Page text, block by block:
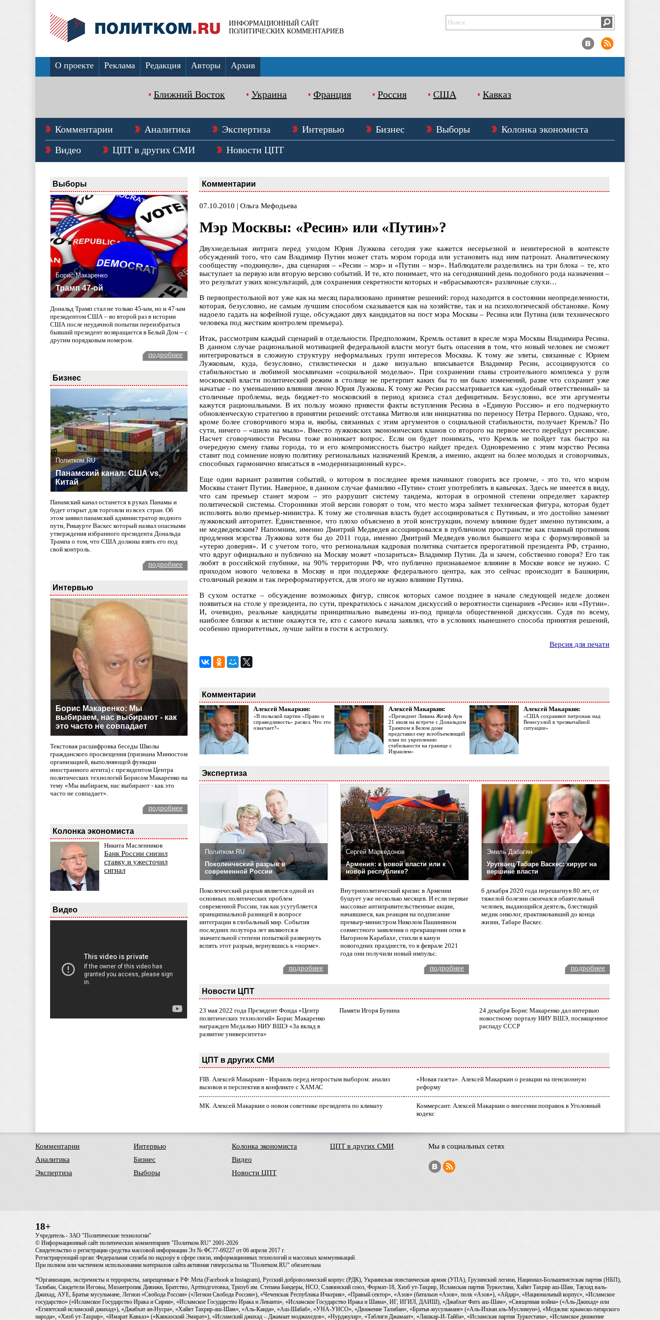
ИНФОРМАЦИОННЫЙ САЙТ
ПОЛИТИЧЕСКИХ КОММЕНТАРИЕВ
О проекте Реклама Редакция Авторы Архив
Ближний Восток Украина Франция Россия США Кавказ
Комментарии Аналитика Экспертиза Интервью Бизнес Выборы
Колонка экономиста
Видео
ЦПТ в других СМИ Новости ЦПТ
Выборы
Борис Макаренко
Трамп 47-ой
Дональд Трамп стал не только 45-ым, но и 47-ым
президентом США – во второй раз в истории
США после неудачной попытки переизбраться
бывший президент возвращается в Белый Дом – с
другим порядковым номером.
подробнее
Бизнес
Политком.RU
Панамский канал: США vs.
Китай
Панамский канал останется в руках Панамы и
будет открыт для торговли из всех стран. Об
этом заявил панамский администратор водного
пути, Рикаурте Васкес который назвал опасными
утверждения избранного президента Дональда
Трампа о том, что США должны взять его под
свой контроль.
подробнее
Интервью
Борис Макаренко: Мы
выбираем, нас выбирают - как
это часто не совпадает
Текстовая расшифровка беседы Школы
гражданского просвещения (признана Минюстом
организацией, выполняющей функции
иностранного агента) с президентом Центра
политических технологий Борисом Макаренко на
тему «Мы выбираем, нас выбирают - как это
часто не совпадает».
подробнее
Колонка экономиста
Никита Масленников
Банк России снизил
ставку и ужесточил
сигнал
Видео
Комментарии
07.10.2010 | Ольга Мефодьева
Мэр Москвы: «Ресин» или «Путин»?
Двухнедельная интрига перед уходом Юрия Лужкова сегодня уже кажется несерьезной и неинтересной в контексте
обсуждений того, что сам Владимир Путин может стать мэром города или установить над ним патронат. Аналитическому
сообществу «подкинули», два сценария – «Ресин – мэр» и «Путин – мэр». Наблюдатели разделились на три блока – те, кто
выступает за первую или вторую версию событий. И те, кто понимает, что на сегодняшний день подобного рода назначения –
это результат узких консультаций, для сохранения секретности которых и «вбрасываются» различные слухи…
В первопрестольной вот уже как на месяц парализовано принятие решений: город находится в состоянии неопределенности,
которая, безусловно, не самым лучшим способом сказывается как на хозяйстве, так и на психологической обстановке. Кому
надоело гадать на кофейной гуще, обсуждают двух кандидатов на пост мэра Москвы – Ресина или Путина (или технического
человека под жестким контролем премьера).
Итак, рассмотрим каждый сценарий в отдельности. Предположим, Кремль оставит в кресле мэра Москвы Владимира Ресина.
В данном случае рациональной мотивацией федеральной власти могут быть опасения в том, что новый человек не сможет
интегрироваться в сложную структуру неформальных групп интересов Москвы. К тому же элиты, связанные с Юрием
Лужковым, куда, безусловно, стилистически и даже визуально вписывается Владимир Ресин, ассоциируются со
стабильностью и любимой москвичами «социальной моделью». При сохранении главы строительного комплекса у руля
московской власти политический режим в столице не претерпит каких бы то ни было изменений, разве что сохранит уже
начатые - по уменьшению влияния лично Юрия Лужкова. К тому же Ресин рассматривается как «удобный ответственный» за
столичные проблемы, ведь бюджет-то московский в период кризиса стал дефицитным. Безусловно, все эти аргументы
кажутся рациональными. В их пользу можно привести факты вступления Ресина в «Единую Россию» и его подчеркнуто
обновленческую стратегию в принятии решений: отставка Митволя или инициатива по переносу Петра Первого. Однако, что,
кроме более сговорчивого мэра и, якобы, связанных с этим аргументов о социальной стабильности, получает Кремль? По
сути, ничего – «шило на мыло». Вместо лужковских экономических кланов со второго на первое место перейдут ресинские.
Насчет сговорчивости Ресина тоже возникает вопрос. Если он будет понимать, что Кремль не пойдет так быстро на
очередную смену главы города, то и его компромиссность быстро найдет предел. Одновременно с этим мэрство Ресина
ставит под сомнение новую политику региональных назначений Кремля, а именно, акцент на более молодых и сговорчивых,
способных гармонично вписаться в «модернизационный курс».
Еще один вариант развития событий, о котором в последнее время начинают говорить все громче, - это то, что мэром
Москвы станет Путин. Наверное, в данном случае фамилию «Путин» стоит употреблять в кавычках. Здесь не имеется в виду,
что сам премьер станет мэром – это разрушит систему тандема, которая в огромной степени определяет характер
политической системы. Сторонники этой версии говорят о том, что место мэра займет техническая фигура, которая будет
исполнять волю премьер-министра. К тому же столичная власть будет ассоциироваться с Путиным, и это достойно заменит
лужковский авторитет. Единственное, что плохо объяснено в этой конструкции, почему влияние будет именно путинским, а
не медведевским? Напомним, именно Дмитрий Медведев ассоциировался в публичном пространстве как главный противник
продления мэрства Лужкова хотя бы до 2011 года, именно Дмитрий Медведев уволил бывшего мэра с формулировкой за
«утерю доверия». И с учетом того, что региональная кадровая политика считается прерогативой президента РФ, странно,
что вдруг официально и публично на Москву может «позариться» Владимир Путин. Да и зачем, собственно говоря? Его так
любят в российской глубинке, на 90% территории РФ, что публично признаваемое влияние в Москве вовсе не нужно. С
приходом нового человека в Москву и при поддержке федерального центра, как это сейчас происходит в Башкирии,
столичный режим и так переформатируется, для этого не нужно влияние Путина.
В сухом остатке – обсуждение возможных фигур, список которых самое позднее в начале следующей неделе должен
появиться на столе у президента, по сути, прекратилось с началом дискуссий о вероятности сценариев «Ресин» или «Путин».
И, очевидно, реальные кандидаты принципиально выведены из-под прицела общественной дискуссии. Судя по всему,
наиболее близки к истине окажутся те, кто с самого начала заявлял, что в условиях нынешнего способа принятия решений,
особенно приоритетных, лучше зайти в гости к астрологу.
Версия для печати
Комментарии
Алексей Макаркин:
«В польской партии «Право и
справедливость» раскол. Что это
означает?»
Алексей Макаркин:
«Президент Ливана Жозеф Аун
21 июля на встрече с Дональдом
Трампом в Белом доме
представил ему всеобъемлющий
план по укреплению
стабильности на границе с
Израилем»
Алексей Макаркин:
«США сохраняют патронаж над
Венесуэлой в чрезвычайной
ситуации»
Экспертиза
Политком.RU
Поколенческий разрыв в
современной России
Поколенческий разрыв является одной из
основных политических проблем
современной России, так как усугубляется
принципиальной разницей в вопросе
интеграции в глобальный мир. События
последних полутора лет являются в
значительной степени попыткой развернуть
вспять этот разрыв, вернувшись к «норме».
Сергей Маркедонов
Армения: к новой власти или к
новой республике?
Внутриполитический кризис в Армении
бушует уже несколько месяцев. И если первые
массовые антиправительственные акции,
начавшиеся, как реакция на подписание
премьер-министром Николом Пашиняном
совместного заявления о прекращении огня в
Нагорном Карабахе, стихли в канун
новогодних празднеств, то в феврале 2021
года они получили новый импульс.
Эмиль Дабагян
Уругваец Табаре Васкес: хирург на
вершине власти
6 декабря 2020 года перешагнув 80 лет, от
тяжелой болезни скончался обаятельный
человек, выдающийся деятель, блестящий
медик онколог, практиковавший до конца
жизни, Табаре Васкес.
подробнее подробнее подробнее
Новости ЦПТ
23 мая 2022 года Президент Фонда «Центр
политических технологий» Борис Макаренко
награжден Медалью НИУ ВШЭ «За вклад в
развитие университета»
Памяти Игоря Бунина
24 декабря Борис Макаренко дал интервью
новостному порталу НИУ ВШЭ, посвященное
распаду СССР
ЦПТ в других СМИ
FIB. Алексей Макаркин - Израиль перед непростым выбором: анализ
вызовов и перспектив в конфликте с ХАМАС
«Новая газета». Алексей Макаркин о реакции на пенсионную
реформу
МК. Алексей Макаркин о новом советнике президента по климату
Коммерсант. Алексей Макаркин о внесении поправок в Уголовный
кодекс
Комментарии
Аналитика
Экспертиза
Интервью
Бизнес
Выборы
Колонка экономиста
Видео
Новости ЦПТ
ЦПТ в других СМИ Мы в социальных сетях
18+
Учредитель - ЗАО "Политические технологии"
© Информационный сайт политических комментариев "Политком.RU" 2001-2026
Свидетельство о регистрации средства массовой информации Эл № ФС77-69227 от 06 апреля 2017 г.
Регистрирующий орган: Федеральная служба по надзору в сфере связи, информационных технологий и массовых коммуникаций.
При полном или частичном использовании материалов сайта активная гиперссылка на "Политком.RU" обязательна
*Организации, экстремисты и террористы, запрещенные в РФ: Meta (Facebook и Instagram), Русский добровольческий корпус (РДК), Украинская повстанческая армия (УПА), Грузинский легион, Национал-Большевистская партия (НБП),
Талибан, Свидетели Иеговы, Мизантропик Дивижн, Братство, Артподготовка, Тризуб им. Степана Бандеры, НСО, Славянский союз, Формат-18, Хизб ут-Тахрир, Исламская партия Туркестана, Хайят Тахрир аш-Шам, Таухид валь-
Джихад, АУЕ, Братья мусульмане, Легион «Свобода России» («Легион Свобода России»), «Чеченская Республика Ичкерия», «Правый сектор», «Азов» (батальон «Азов», полк «Азов»), «Айдар», «Национальный корпус», «Исламское
государство» («Исламское Государство Ирака и Сирии», «Исламское Государство Ирака и Леванта», «Исламское Государство Ирака и Шама», ИГ, ИГИЛ, ДАИШ), «Джабхат Фатх аш-Шам», «Священная война» («Аль-Джихад» или
«Египетский исламский джихад»), «Джабхат ан-Нусра», «Хайят Тахрир-аш-Шам», «Аль-Каида», «Аш-Шабаб», «УНА-УНСО», «Движение Талибан», «Братья-мусульмане» («Аль-Ихван аль-Муслимун»), «Меджлис крымско-татарского
народа», «Хизб ут-Тахрир», «Имарат Кавказ» («Кавказский Эмират»), «Исламский джихад – Джамаат моджахедов», «Нурджулар», «Таблиги Джамаат», «Лашкар-И-Тайба», «Исламская партия Туркестана», «Исламское движение